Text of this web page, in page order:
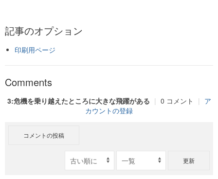
記事のオプション
印刷用ページ
Comments
3:危機を乗り越えたところに大きな飛躍がある | 0 コメント | ア
カウントの登録
コメントの投稿
更新